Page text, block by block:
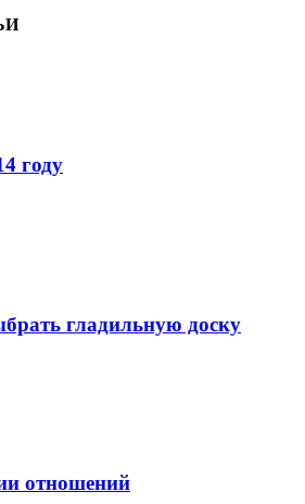
году
гладильную доску
отношений